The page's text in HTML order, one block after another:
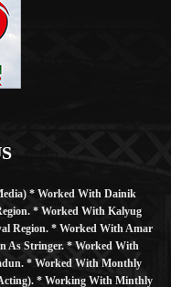
* Worked With Dainik
* Worked With Kalyug
Region. * Worked With Amar
As Stringer. * Worked With
* Worked With Monthly
* Working With Minthly